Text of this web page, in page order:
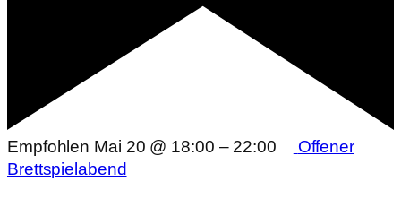
Empfohlen Mai 20 @ 18:00 – 22:00
Offener
Brettspielabend